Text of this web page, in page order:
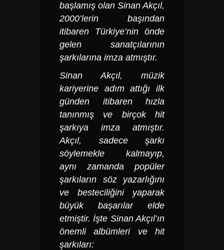
başlamış olan Sinan Akçıl,
2000’lerin başından
itibaren Türkiye’nin önde
gelen sanatçılarının
şarkılarına imza atmıştır.
Sinan Akçıl, müzik
kariyerine adım attığı ilk
günden itibaren hızla
tanınmış ve birçok hit
şarkıya imza atmıştır.
Akçıl, sadece şarkı
söylemekle kalmayıp,
aynı zamanda popüler
şarkıların söz yazarlığını
ve besteciliğini yaparak
büyük başarılar elde
etmiştir. İşte Sinan Akçıl’ın
önemli albümleri ve hit
şarkıları: